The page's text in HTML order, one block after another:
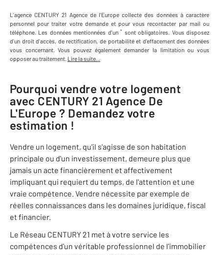
L'agence CENTURY 21 Agence de l'Europe collecte des données à caractère
personnel pour traiter votre demande et pour vous recontacter par mail ou
téléphone. Les données mentionnées d'un * sont obligatoires. Vous disposez
d'un droit d'accès, de rectification, de portabilité et d'effacement des données
vous concernant. Vous pouvez également demander la limitation ou vous
opposer au traitement. Lire la suite...
Pourquoi vendre votre logement
avec CENTURY 21 Agence De
L'Europe ? Demandez votre
estimation !
Vendre un logement, qu'il s'agisse de son habitation
principale ou d'un investissement, demeure plus que
jamais un acte financièrement et affectivement
impliquant qui requiert du temps, de l'attention et une
vraie compétence. Vendre nécessite par exemple de
réelles connaissances dans les domaines juridique, fiscal
et financier.
Le Réseau CENTURY 21 met à votre service les
compétences d'un véritable professionnel de l'immobilier